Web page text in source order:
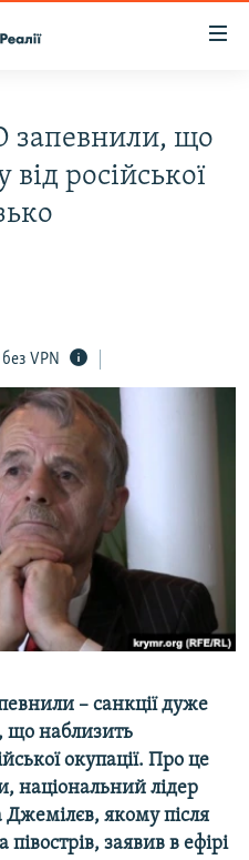
запевнили, що
російської
VPN
– санкції дуже
що наблизить
окупації. Про це
національний лідер
якому після
заявив в ефірі